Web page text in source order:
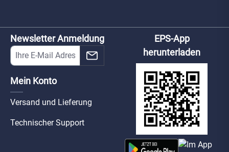
Newsletter Anmeldung
Mein Konto
Versand und Lieferung
Technischer Support
EPS-App
herunterladen